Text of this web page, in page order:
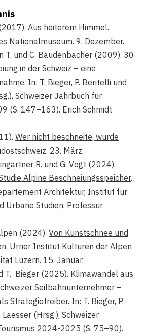
Aus heiterem Himmel.
Nationalmuseum. 9. Dezember.
T. und C. Baudenbacher (2009). 30
in der Schweiz – eine
In: T. Bieger, P. Beritelli und
Schweizer Jahrbuch für
(S. 147–163). Erich Schmidt
Wer nicht beschneite, wurde
23. März.
R. und G. Vogt (2024).
Alpine Beschneiungsspeicher.
Architektur, Institut für
Urbane Studien, Professur
(2024). Von Kunstschnee und
. Urner Institut Kulturen der Alpen
Luzern. 15. Januar.
T. Bieger (2025). Klimawandel aus
Seilbahnunternehmer –
Strategietreiber. In: T. Bieger, P.
(Hrsg.), Schweizer
2024-2025 (S. 75–90).